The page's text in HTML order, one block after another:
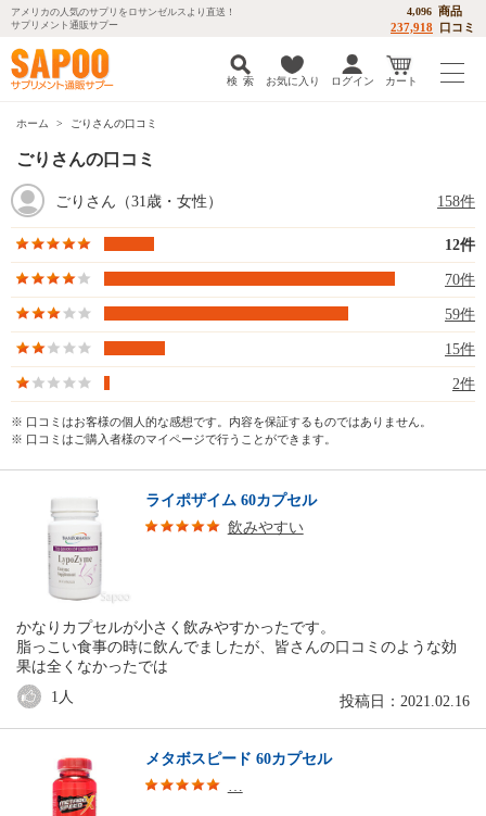
アメリカの人気のサプリをロサンゼルスより直送！
サプリメント通販サプー
4,096 商品
237,918 口コミ
検 索 お気に入り ログイン カート
ホーム ごりさんの口コミ
ごりさんの口コミ
ごりさん（31歳・女性） 158件
12件
70件
59件
15件
2件
※ 口コミはお客様の個人的な感想です。内容を保証するものではありません。
※ 口コミはご購入者様のマイページで行うことができます。
ライポザイム 60カプセル
飲みやすい
かなりカプセルが小さく飲みやすかったです。
脂っこい食事の時に飲んでましたが、皆さんの口コミのような効
果は全くなかったでは
投稿日：2021.02.16
1 人
メタボスピード 60カプセル